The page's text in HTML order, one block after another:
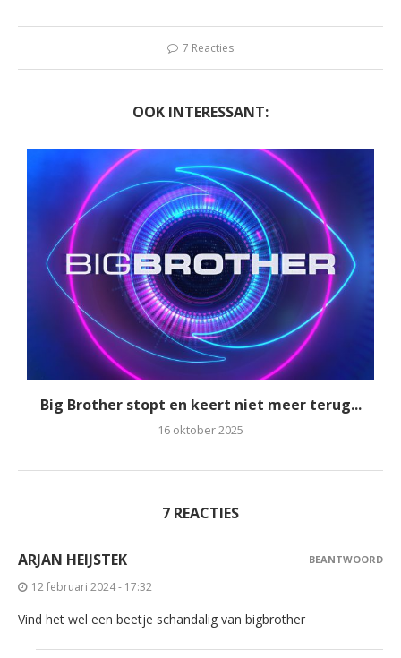
7 Reacties
OOK INTERESSANT:
Big Brother stopt en keert niet meer terug...
16 oktober 2025
7 REACTIES
ARJAN HEIJSTEK
12 februari 2024 - 17:32
Vind het wel een beetje schandalig van bigbrother
BEANTWOORD